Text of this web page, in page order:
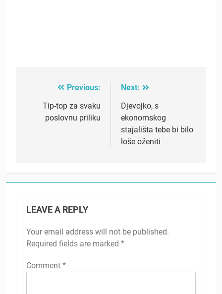
navigation
Previous:
Tip-top za svaku
poslovnu priliku
Next:
Djevojko, s
ekonomskog
stajališta tebe bi bilo
loše oženiti
LEAVE A REPLY
Your email address will not be published.
Required fields are marked *
Comment *